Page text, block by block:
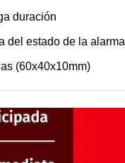
duración
del estado de la alarma
(60x40x10mm)